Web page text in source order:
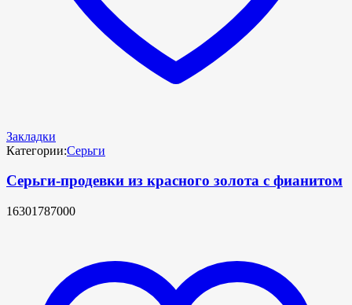
Закладки
Категории:Серьги
Серьги-продевки из красного золота с фианитом
16301787000